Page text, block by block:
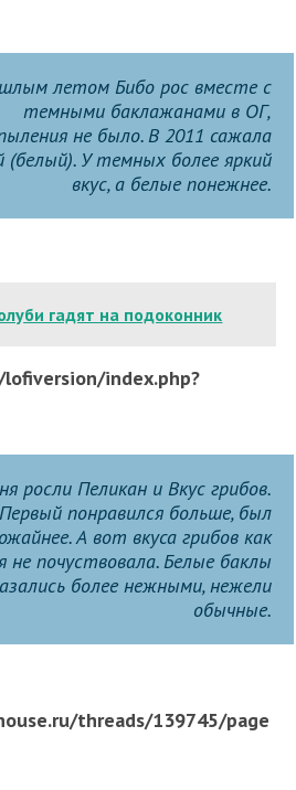
летом Бибо рос вместе с
темными баклажанами в ОГ,
не было. В 2011 сажала
У темных более яркий
вкус, а белые понежнее.
гадят на подоконник
index.php?
росли Пеликан и Вкус грибов.
Первый понравился больше, был
А вот вкуса грибов как
не почуствовала. Белые баклы
более нежными, нежели
обычные.
threads/139745/page